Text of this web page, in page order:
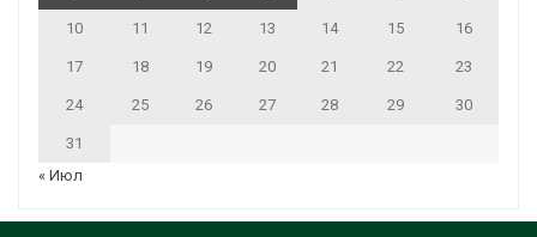
10 11 12 13 14 15 16
17 18 19 20 21 22 23
24 25 26 27 28 29 30
31
« Июл